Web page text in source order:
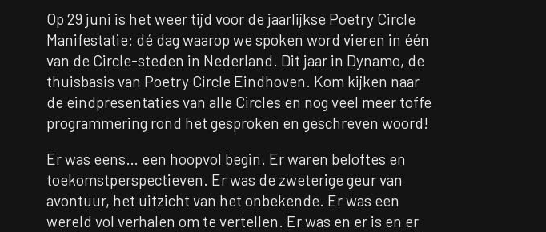
Op 29 juni is het weer tijd voor de jaarlijkse Poetry Circle
Manifestatie: dé dag waarop we spoken word vieren in één
van de Circle-steden in Nederland. Dit jaar in Dynamo, de
thuisbasis van Poetry Circle Eindhoven. Kom kijken naar
de eindpresentaties van alle Circles en nog veel meer toffe
programmering rond het gesproken en geschreven woord!
Er was eens… een hoopvol begin. Er waren beloftes en
toekomstperspectieven. Er was de zweterige geur van
avontuur, het uitzicht van het onbekende. Er was een
wereld vol verhalen om te vertellen. Er was en er is en er